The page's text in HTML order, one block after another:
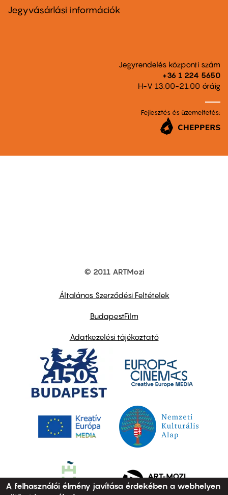
second
Jegyvásárlási információk
Jegyrendelés központi szám
+36 1 224 5650
H-V 13.00-21.00 óráig
Fejlesztés és üzemeltetés:
© 2011 ARTMozi
Általános Szerződési Feltételek
BudapestFilm
Adatkezelési tájékoztató
A felhasználói élmény javítása érdekében a webhelyen